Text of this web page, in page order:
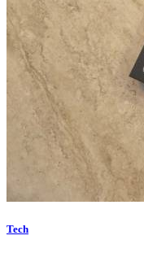
Tech